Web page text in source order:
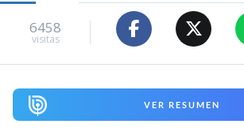
6458
visitas
VER RESUMEN